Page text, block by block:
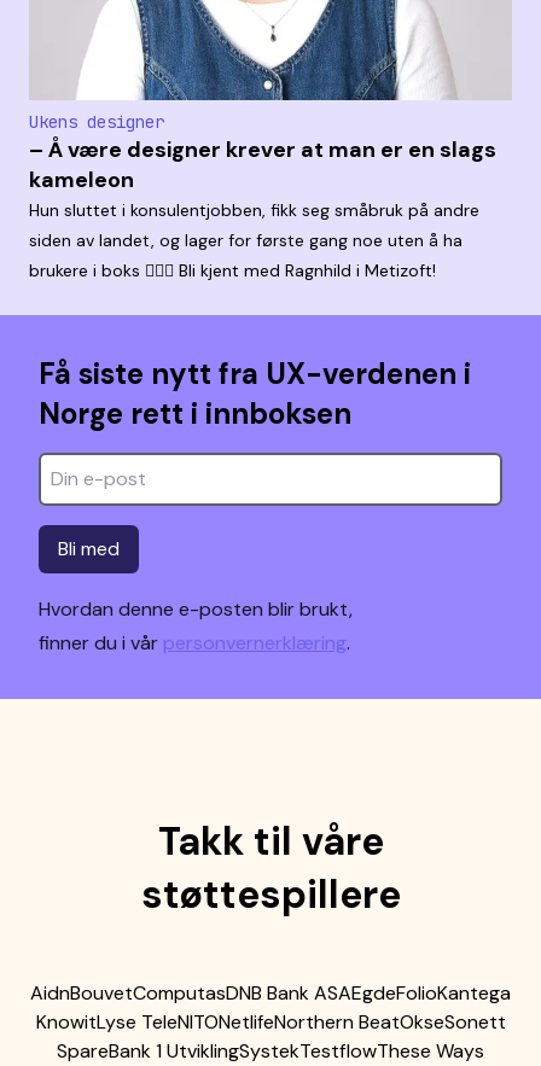
Ukens designer
– Å være designer krever at man er en slags
kameleon
Hun sluttet i konsulentjobben, fikk seg småbruk på andre
siden av landet, og lager for første gang noe uten å ha
brukere i boks 🤹🏼‍♀️ Bli kjent med Ragnhild i Metizoft!
Få siste nytt fra UX-verdenen i
Norge rett i innboksen
Bli med
Hvordan denne e-posten blir brukt,
finner du i vår personvernerklæring.
Takk til våre
støttespillere
AidnBouvetComputasDNB Bank ASAEgdeFolioKantega
KnowitLyse TeleNITONetlifeNorthern BeatOkseSonett
SpareBank 1 UtviklingSystekTestflowThese Ways